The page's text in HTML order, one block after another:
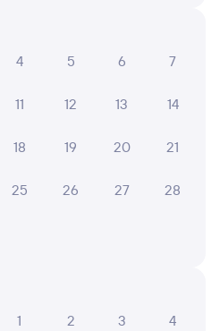
4 5 6 7
11 12 13 14
18 19 20 21
25 26 27 28
1
2 3 4